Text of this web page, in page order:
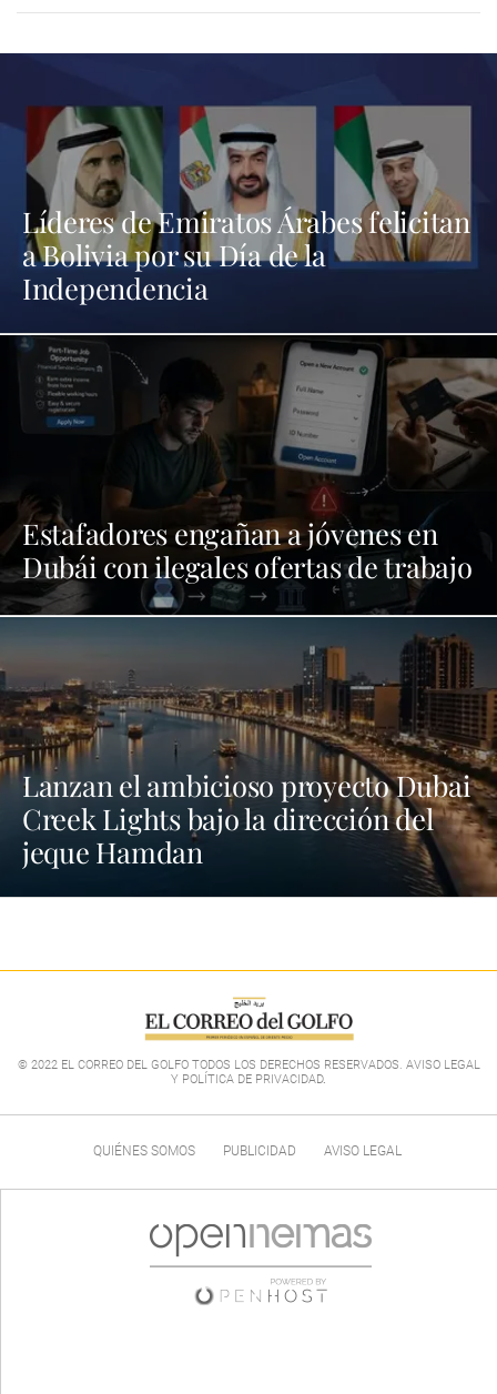
Líderes de Emiratos Árabes felicitan
a Bolivia por su Día de la
Independencia
Estafadores engañan a jóvenes en
Dubái con ilegales ofertas de trabajo
Lanzan el ambicioso proyecto Dubai
Creek Lights bajo la dirección del
jeque Hamdan
© 2022 EL CORREO DEL GOLFO TODOS LOS DERECHOS RESERVADOS. AVISO LEGAL
Y POLÍTICA DE PRIVACIDAD.
QUIÉNES SOMOS PUBLICIDAD AVISO LEGAL